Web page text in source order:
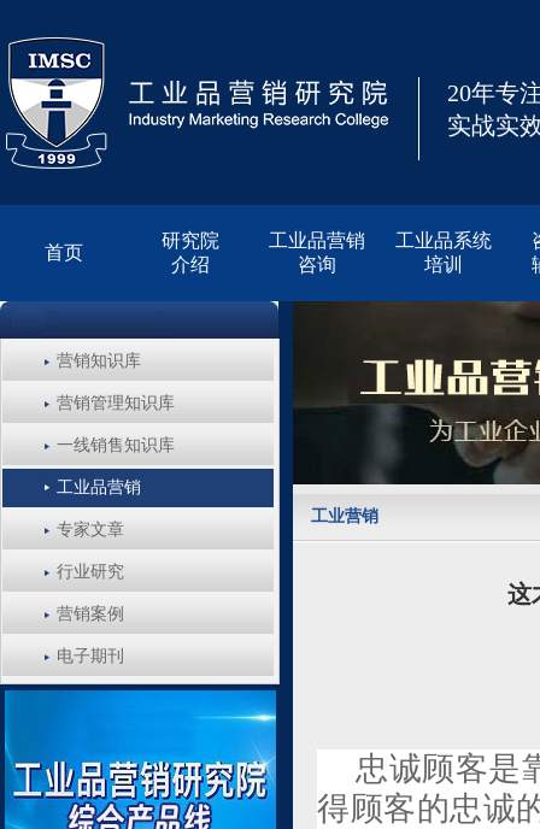
20年专
实战实
首页
研究院
介绍
工业品营销
咨询
工业品系统
培训
营销知识库
营销管理知识库
一线销售知识库
工业品营销
专家文章
行业研究
营销案例
电子期刊
工业营销
这
忠诚顾客是
得顾客的忠诚